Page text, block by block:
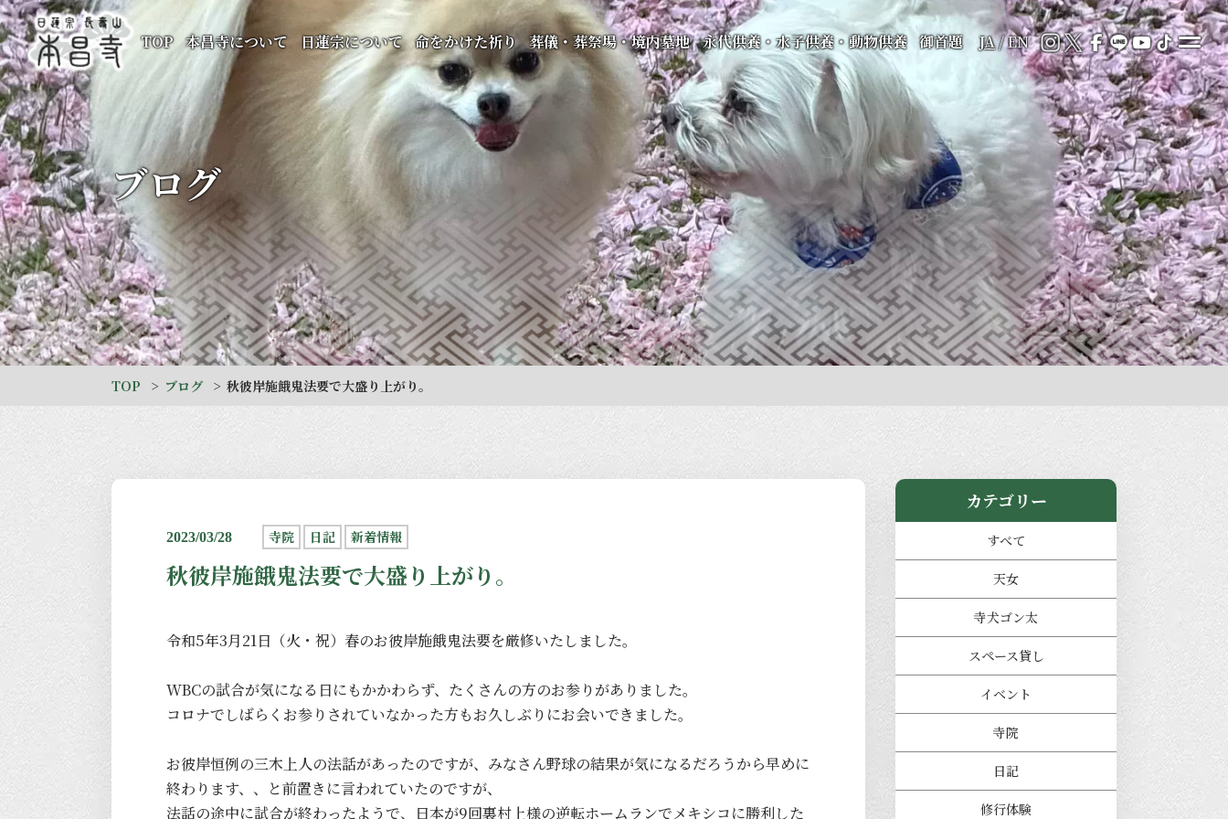
TOP 本昌寺について 日蓮宗について 命をかけた祈り 葬儀・葬祭場・境内墓地 永代供養・水子供養・動物供養 御首題 JA/EN
ブログ
TOP ブログ 秋彼岸施餓鬼法要で大盛り上がり。
2023/03/28 寺院 日記 新着情報
秋彼岸施餓鬼法要で大盛り上がり。
令和5年3月21日（火・祝）春のお彼岸施餓鬼法要を厳修いたしました。
WBCの試合が気になる日にもかかわらず、たくさんの方のお参りがありました。
コロナでしばらくお参りされていなかった方もお久しぶりにお会いできました。
お彼岸恒例の三木上人の法話があったのですが、みなさん野球の結果が気になるだろうから早めに
終わります、、と前置きに言われていたのですが、
法話の途中に試合が終わったようで、日本が9回裏村上様の逆転ホームランでメキシコに勝利した
カテゴリー
すべて
天女
寺犬ゴン太
スペース貸し
イベント
寺院
日記
修行体験